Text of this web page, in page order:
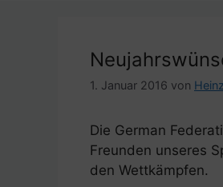
1. Januar 2016 von
Die German
Freunden unseres
den Wettkämpfen.